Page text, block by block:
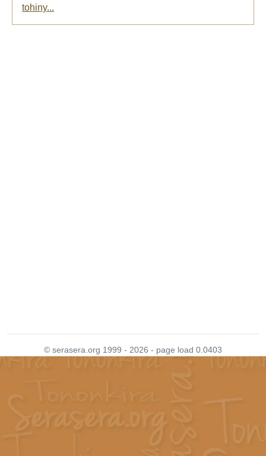
tohiny...
© serasera.org 1999 - 2026 - page load 0.0403